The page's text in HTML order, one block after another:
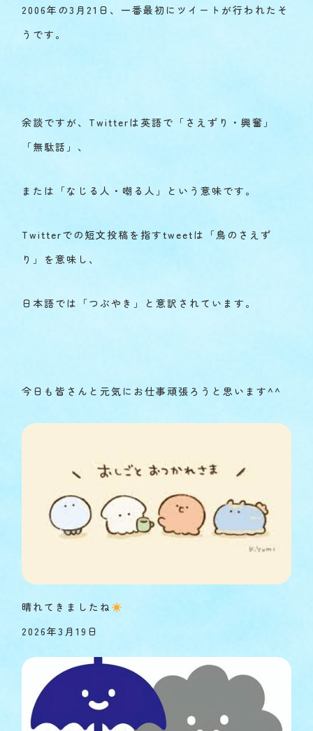
2006年の3月21日、一番最初にツイートが行われたそ
うです。
余談ですが、Twitterは英語で「さえずり・興奮」
「無駄話」、
または「なじる人・嘲る人」という意味です。
Twitterでの短文投稿を指すtweetは「鳥のさえず
り」を意味し、
日本語では「つぶやき」と意訳されています。
今日も皆さんと元気にお仕事頑張ろうと思います^^
晴れてきましたね
2026年3月19日